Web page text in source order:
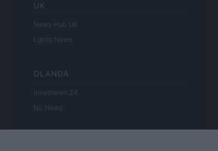
UK
News Hub UK
Lgbtq News
OLANDA
Investeren 24
NL Newz